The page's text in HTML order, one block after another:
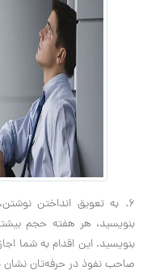
۶. به تعویق انداختن
بنویسید، هر هفته حجم
بنویسید. این اقدام به شما
صاحب نفوذ در حرفه‌تان نشان